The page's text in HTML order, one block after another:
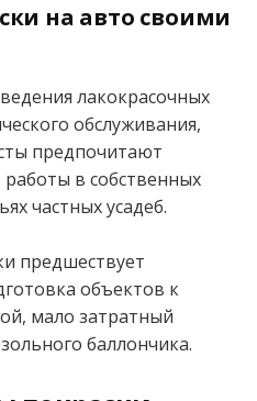
на авто своими
лакокрасочных
обслуживания,
предпочитают
в собственных
частных усадеб.
предшествует
объектов к
мало затратный
баллончика.